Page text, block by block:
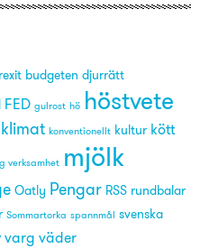
budgeten djurrätt
FED gulrost hö höstvete
klimat konventionellt kultur kött
verksamhet mjölk
Oatly Pengar RSS rundbalar
Sommartorka spannmål svenska
varg väder